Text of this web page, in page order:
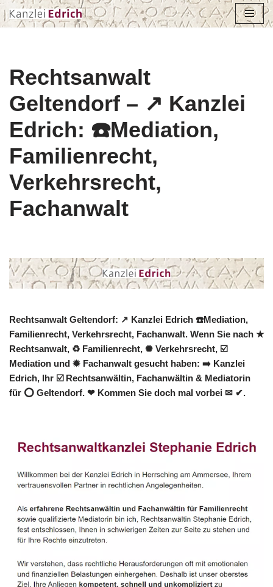
Rechtsanwalt
Geltendorf – ↗️ Kanzlei
Edrich: ☎️Mediation,
Familienrecht,
Verkehrsrecht,
Fachanwalt
Rechtsanwalt Geltendorf: ↗️ Kanzlei Edrich ☎️Mediation,
Familienrecht, Verkehrsrecht, Fachanwalt. Wenn Sie nach ★
Rechtsanwalt, ♻ Familienrecht, ✺ Verkehrsrecht, ☑️
Mediation und ✹ Fachanwalt gesucht haben: ➡️ Kanzlei
Edrich, Ihr ☑️ Rechtsanwältin, Fachanwältin & Mediatorin
für ⭕ Geltendorf. ❤ Kommen Sie doch mal vorbei ✉ ✔.